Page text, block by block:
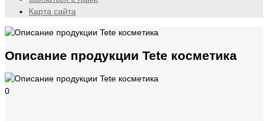
Карта сайта
Описание продукции Tete косметика
0